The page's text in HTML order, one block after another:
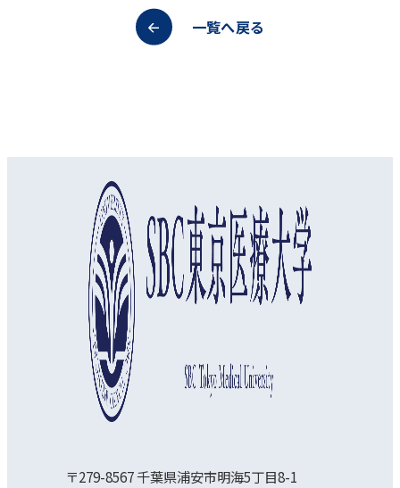
一覧へ戻る
〒279-8567 千葉県浦安市明海5丁目8-1